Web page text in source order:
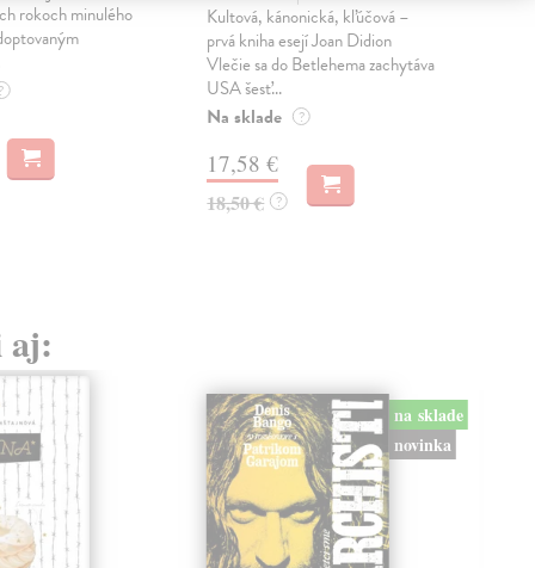
rokoch minulého
Kultová, kánonická, kľúčová –
prvá kniha esejí Joan Didion
Vlečie sa do Betlehema zachytáva
USA šesť...
Na sklade ?
17,58 €
18,50 € ?
aj:
na sklade
novinka